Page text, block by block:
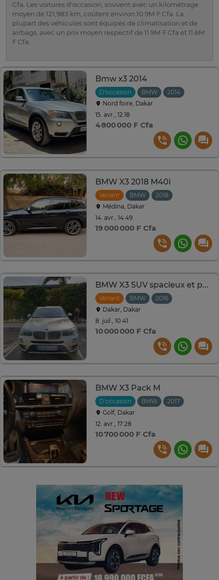
Cfa. Les voitures d'occasion, souvent avec un kilométrage
moyen de 121,983 km, coûtent environ 10.9M F Cfa. La
plupart des véhicules sont équipés de climatisation et de
airbags, avec un prix moyen respectif de 11.9M F Cfa et 11.6M
F Cfa.
Bmw x3 2014
D'occasion BMW 2014
Nord foire, Dakar
15. avr., 12:18
4 800 000 F Cfa
BMW X3 2018 M40i
Venant BMW 2018
Médina, Dakar
14. avr., 14:49
19 000 000 F Cfa
BMW X3 SUV spacieux et performant
Venant BMW 2016
Dakar, Dakar
8. juil., 10:41
10 000 000 F Cfa
BMW X3 Pack M
D'occasion BMW 2017
Golf, Dakar
12. avr., 17:28
10 700 000 F Cfa